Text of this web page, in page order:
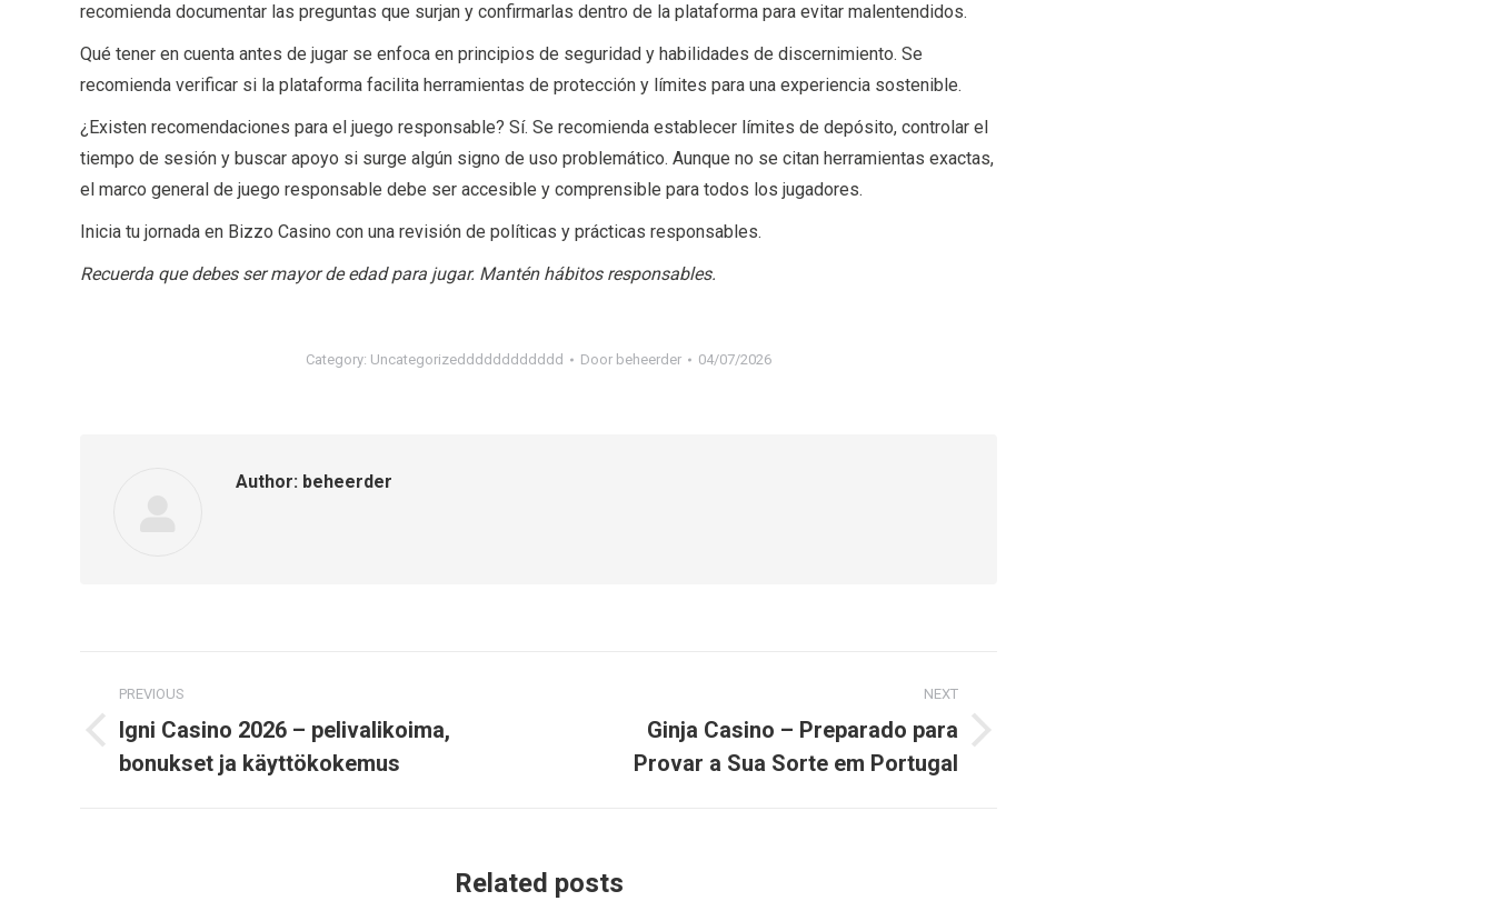
recomienda documentar las preguntas que surjan y confirmarlas dentro de la plataforma para evitar malentendidos.
Qué tener en cuenta antes de jugar se enfoca en principios de seguridad y habilidades de discernimiento. Se
recomienda verificar si la plataforma facilita herramientas de protección y límites para una experiencia sostenible.
¿Existen recomendaciones para el juego responsable? Sí. Se recomienda establecer límites de depósito, controlar el
tiempo de sesión y buscar apoyo si surge algún signo de uso problemático. Aunque no se citan herramientas exactas,
el marco general de juego responsable debe ser accesible y comprensible para todos los jugadores.
Inicia tu jornada en Bizzo Casino con una revisión de políticas y prácticas responsables.
Recuerda que debes ser mayor de edad para jugar. Mantén hábitos responsables.
Category: Uncategorizedddddddddddd Door beheerder 04/07/2026
Author: beheerder
navigation
PREVIOUS
Previous
post:
Igni Casino 2026 – pelivalikoima,
bonukset ja käyttökokemus
NEXT
Ginja Casino – Preparado para
Provar a Sua Sorte em Portugal
Related posts